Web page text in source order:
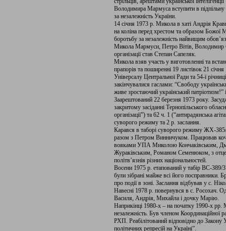
Володимира Мармуса вступити в підпільну
за незалежність України.
14 січня 1973 р. Микола в хаті Андрія
на коліна перед хрестом та образом Божої
боротьбу за незалежність найвищим
Микола Мармуси, Петро Вітів,
організації став Степан Сапеляк.
Микола взяв участь у виготовленні та
прапорів та поширенні 19 листівок 21
Універсалу Центральної Ради та 54-ї
закінчувалися гаслами: “Свободу
живе зростаючий український патріотизм!”
Заарештований 22 березня 1973 року.
закритому засіданні Тернопільського
організації”) та 62 ч. 1 (“антирадянська
суворого режиму та 2 р. заслання.
Карався в таборі суворого режиму ЖХ-
разом з Петром Винничуком. Працював
вояками УПА Миколою Кончаківським,
Жураківським, Романом Семенюком, з
політв’язнів різних національностей.
Восени 1975 р. етапований у табір ВС-
були зібрані майже всі його посправники.
про події в зоні. Заслання відбував у с.
Навесні 1978 р. повернувся в с. Росохач.
Василя, Андрія, Михайла і дочку Марію.
Наприкінці 1980-х – на початку 1990-х рр.
незалежність. Був членом
РХП. Реабілітований відповідно до
політичних репресій на Україні”.